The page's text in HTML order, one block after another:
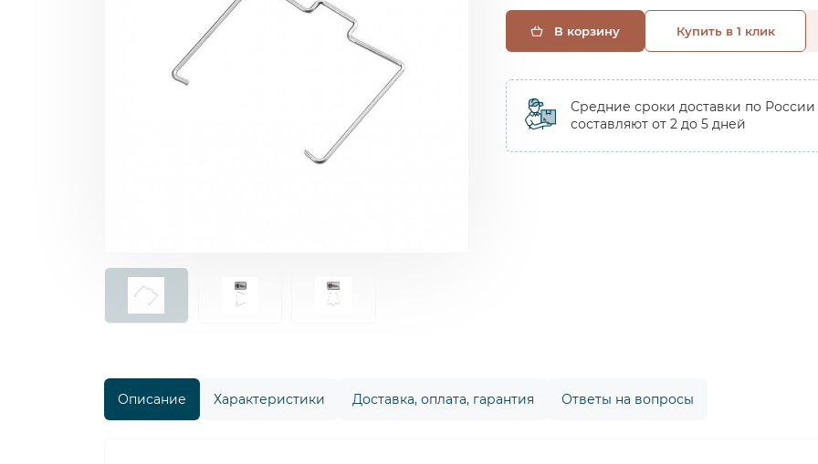
В корзину Купить в 1 клик
Средние сроки доставки по России
составляют от 2 до 5 дней
Описание Характеристики Доставка, оплата, гарантия Ответы на вопросы